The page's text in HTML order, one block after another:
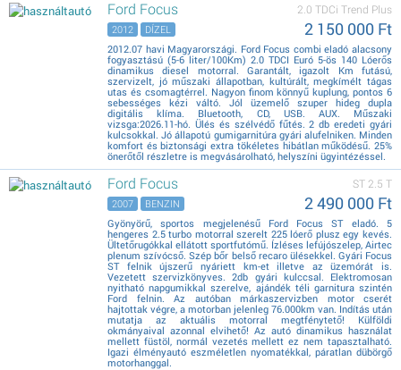
Ford Focus 2.0 TDCi Trend Plus
2 150 000 Ft
2012 DÍZEL
2012.07 havi Magyarországi. Ford Focus combi eladó alacsony
fogyasztású (5-6 liter/100Km) 2.0 TDCI Euró 5-ös 140 Lóerős
dinamikus diesel motorral. Garantált, igazolt Km futású,
szervizelt, jó műszaki állapotban, kultúrált, megkímélt tágas
utas és csomagtérrel. Nagyon finom könnyű kuplung, pontos 6
sebességes kézi váltó. Jól üzemelő szuper hideg dupla
digitális klíma. Bluetooth, CD, USB. AUX. Műszaki
vizsga:2026.11-hó. Ülés és szélvédő fűtés. 2 db eredeti gyári
kulcsokkal. Jó állapotú gumigarnitúra gyári alufelniken. Minden
komfort és biztonsági extra tökéletes hibátlan működésű. 25%
önerőtől részletre is megvásárolható, helyszíni ügyintézéssel.
Ford Focus ST 2.5 T
2 490 000 Ft
2007 BENZIN
Gyönyörű, sportos megjelenésű Ford Focus ST eladó. 5
hengeres 2.5 turbo motorral szerelt 225 lóerő plusz egy kevés.
Ültetőrugókkal ellátott sportfutómű. Ízléses lefújószelep, Airtec
plenum szívócső. Szép bőr belső recaro ülésekkel. Gyári Focus
ST felnik újszerű nyáriett km-et illetve az üzemórát is.
Vezetett szervizkönyves. 2db gyári kulccsal. Elektromosan
nyitható napgumikkal szerelve, ajándék téli garnitura szintén
Ford felnin. Az autóban márkaszervizben motor cserét
hajtottak végre, a motorban jelenleg 76.000km van. Indítás után
mutatja az aktuális motorral megtfénytető! Külföldi
okmányaival azonnal elvihető! Az autó dinamikus használat
mellett füstöl, normál vezetés mellett ez nem tapasztalható.
Igazi élményautó eszméletlen nyomatékkal, páratlan dübörgő
motorhanggal.